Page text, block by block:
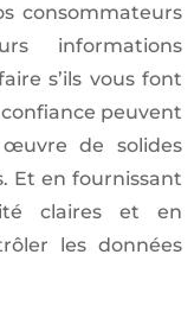
consommateurs
informations
s’ils vous font
peuvent
de solides
Et en fournissant
claires et en
les données